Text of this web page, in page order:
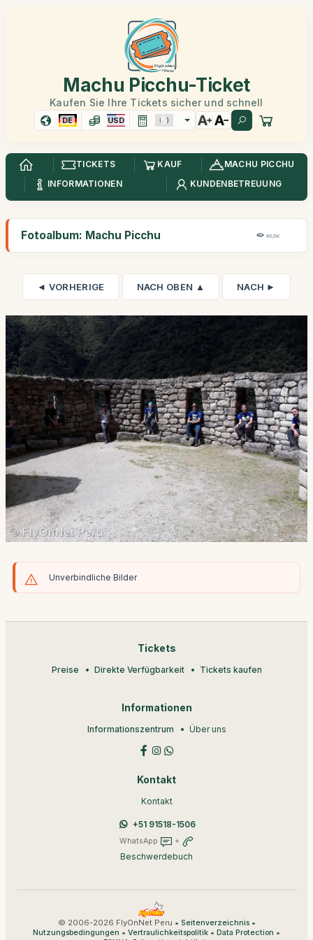
Machu Picchu-Ticket
Kaufen Sie Ihre Tickets sicher und schnell
DE USD
TICKETS KAUF
MACHU PICCHU
INFORMATIONEN
KUNDENBETREUUNG
Fotoalbum: Machu Picchu 46,6K
◄ VORHERIGE NACH OBEN ▲ NACH ►
Unverbindliche Bilder
Tickets
Preise Direkte Verfügbarkeit Tickets kaufen
Informationen
Informationszentrum Über uns
Kontakt
Kontakt
+51 91518-1506
WhatsApp +
Beschwerdebuch
© 2006-2026 FlyOnNet Peru • Seitenverzeichnis•
Nutzungsbedingungen • Vertraulichkeitspolitik • Data Protection •